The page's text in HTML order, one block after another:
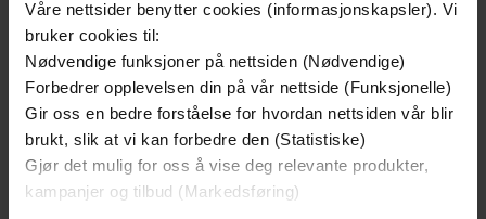
Våre nettsider benytter cookies (informasjonskapsler). Vi
bruker cookies til:
Nødvendige funksjoner på nettsiden (Nødvendige)
Forbedrer opplevelsen din på vår nettside (Funksjonelle)
Gir oss en bedre forståelse for hvordan nettsiden vår blir
brukt, slik at vi kan forbedre den (Statistiske)
Gjør det mulig for oss å vise deg relevante produkter,
kampanjer og tilbud (Markedsføring)
Vi anbefaler